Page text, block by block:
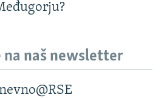
naš newsletter